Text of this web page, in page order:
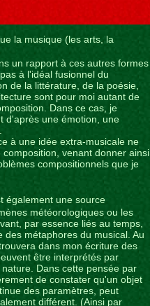
la musique (les arts, la
un rapport à ces autres formes
à l'idéal fusionnel du
de la littérature, de la poésie,
sont pour moi autant de
Dans ce cas, je
d'après une émotion, une
à une idée extra-musicale ne
venant donner ainsi
compositionnels que je
également une source
météorologiques ou les
par essence liés au temps,
métaphores du musical. Au
dans mon écriture des
être interprétés par
Dans cette pensée par
de constater qu'un objet
des paramètres, peut
différent. (Ainsi par